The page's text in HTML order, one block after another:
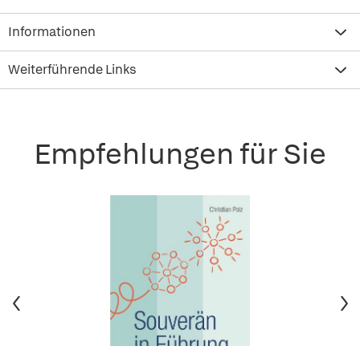
Informationen
Weiterführende Links
Empfehlungen für Sie